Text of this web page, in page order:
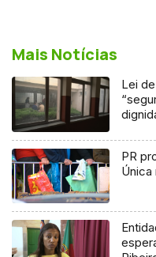
Mais Notícias
Lei
PR
Única